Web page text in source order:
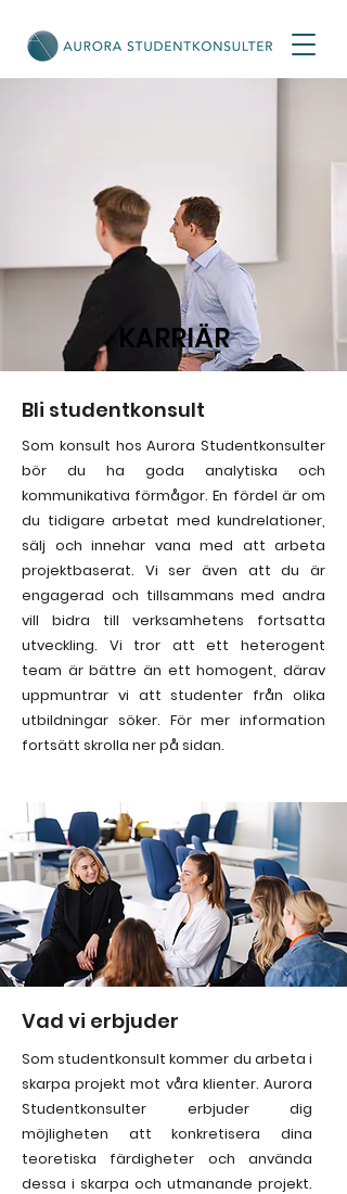
KARRIÄR
Bli studentkonsult
Som konsult hos Aurora Studentkonsulter
bör du ha goda analytiska och
kommunikativa förmågor. En fördel är om
du tidigare arbetat med kundrelationer,
sälj och innehar vana med att arbeta
projektbaserat. Vi ser även att du är
engagerad och tillsammans med andra
vill bidra till verksamhetens fortsatta
utveckling. Vi tror att ett heterogent
team är bättre än ett homogent, därav
uppmuntrar vi att studenter från olika
utbildningar söker. För mer information
fortsätt skrolla ner på sidan.
Vad vi erbjuder
Som studentkonsult kommer du arbeta i
skarpa projekt mot våra klienter. Aurora
Studentkonsulter erbjuder dig
möjligheten att konkretisera dina
teoretiska färdigheter och använda
dessa i skarpa och utmanande projekt.